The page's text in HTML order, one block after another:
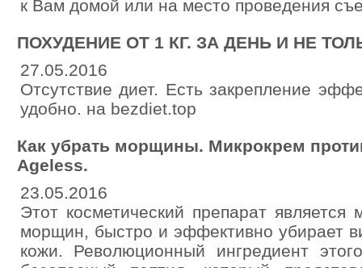
к Вам домой или на место проведения
ПОХУДЕНИЕ ОТ 1 КГ. ЗА ДЕНЬ И НЕ
27.05.2016
Отсутствие диет. Есть закрепление
удобно. на bezdiet.top
Как убрать морщины. Микрокрем
Ageless.
23.05.2016
Этот косметический препарат
морщин, быстро и эффективно убирает
кожи. Революционный ингредиент